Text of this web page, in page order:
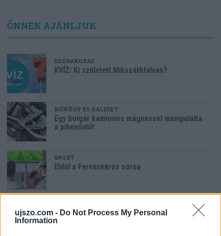
ujszo.com - Do Not Process My Personal
Information
ÖNNEK AJÁNLJUK
SZÓRAKOZÁS
KVÍZ: Ki született Mikszáthfalván?
BŰNÜGY ÉS BALESET
Egy bolgár kamionos mágnessel manipulálta
a pihenőidőt
SPORT
Eldől a Ferencváros sorsa
Polgármesteri vétó a pluszpénzek ellen